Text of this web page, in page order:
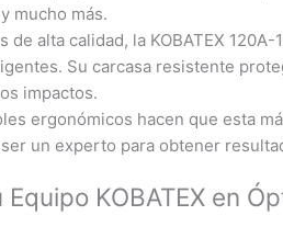
mucho más.
de alta calidad, la KOBATEX
Su carcasa resistente
impactos.
ergonómicos hacen que esta
un experto para obtener
KOBATEX en